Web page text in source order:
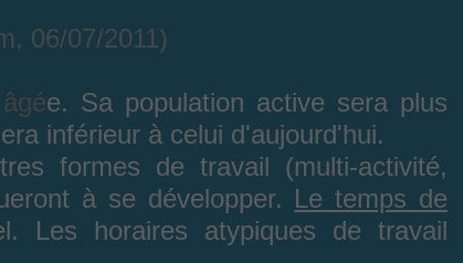
06/07/2011)
e. Sa population active sera plus
inférieur à celui d'aujourd'hui.
formes de travail (multi-activité,
à se développer. Le temps de
Les horaires atypiques de travail